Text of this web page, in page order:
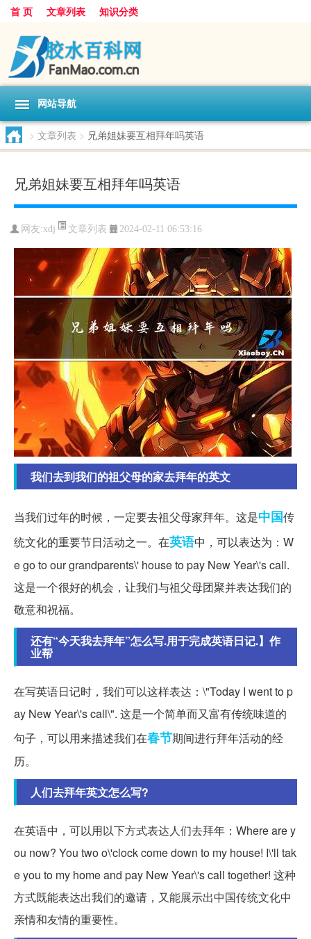
首 页 文章列表 知识分类
网站导航
> 文章列表 > 兄弟姐妹要互相拜年吗英语
兄弟姐妹要互相拜年吗英语
网友:xdj 文章列表 2024-02-11 06:53:16
我们去到我们的祖父母的家去拜年的英文
当我们过年的时候，一定要去祖父母家拜年。这是中国传
统文化的重要节日活动之一。在英语中，可以表达为：W
e go to our grandparents\' house to pay New Year\'s call.
这是一个很好的机会，让我们与祖父母团聚并表达我们的
敬意和祝福。
还有“今天我去拜年”怎么写.用于完成英语日记.】作
业帮
在写英语日记时，我们可以这样表达：\"Today I went to p
ay New Year\'s call\". 这是一个简单而又富有传统味道的
句子，可以用来描述我们在春节期间进行拜年活动的经
历。
人们去拜年英文怎么写?
在英语中，可以用以下方式表达人们去拜年：Where are y
ou now? You two o\'clock come down to my house! I\'ll tak
e you to my home and pay New Year\'s call together! 这种
方式既能表达出我们的邀请，又能展示出中国传统文化中
亲情和友情的重要性。